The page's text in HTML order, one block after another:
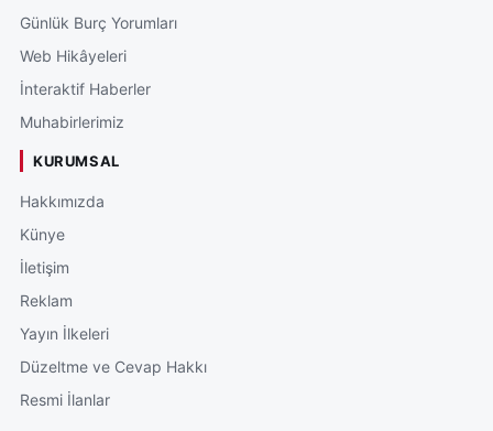
Günlük Burç Yorumları
Web Hikâyeleri
İnteraktif Haberler
Muhabirlerimiz
KURUMSAL
Hakkımızda
Künye
İletişim
Reklam
Yayın İlkeleri
Düzeltme ve Cevap Hakkı
Resmi İlanlar